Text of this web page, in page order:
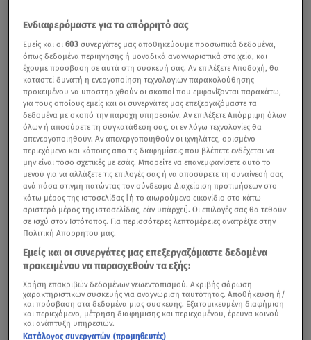
Ενδιαφερόμαστε για το απόρρητό σας
Εμείς και οι603 συνεργάτες μας αποθηκεύουμε προσωπικά δεδομένα,
όπως δεδομένα περιήγησης ή μοναδικά αναγνωριστικά στοιχεία, και
έχουμε πρόσβαση σε αυτά στη συσκευή σας. Αν επιλέξετε Αποδοχή, θα
καταστεί δυνατή η ενεργοποίηση τεχνολογιών παρακολούθησης
προκειμένου να υποστηριχθούν οι σκοποί που εμφανίζονται παρακάτω,
για τους οποίους εμείς και οι συνεργάτες μας επεξεργαζόμαστε τα
δεδομένα με σκοπό την παροχή υπηρεσιών. Αν επιλέξετε Απόρριψη όλων
όλων ή αποσύρετε τη συγκατάθεσή σας, οι εν λόγω τεχνολογίες θα
απενεργοποιηθούν. Αν απενεργοποιηθούν οι ιχνηλάτες, ορισμένο
περιεχόμενο και κάποιες από τις διαφημίσεις που βλέπετε ενδέχεται να
μην είναι τόσο σχετικές με εσάς. Μπορείτε να επανεμφανίσετε αυτό το
μενού για να αλλάξετε τις επιλογές σας ή να αποσύρετε τη συναίνεσή σας
ανά πάσα στιγμή πατώντας τον σύνδεσμο Διαχείριση προτιμήσεων στο
κάτω μέρος της ιστοσελίδας [ή το αιωρούμενο εικονίδιο στο κάτω
αριστερό μέρος της ιστοσελίδας, εάν υπάρχει]. Οι επιλογές σας θα τεθούν
σε ισχύ στον Ιστότοπος. Για περισσότερες λεπτομέρειες ανατρέξτε στην
Πολιτική Απορρήτου μας.
Εμείς και οι συνεργάτες μας επεξεργαζόμαστε δεδομένα
προκειμένου να παρασχεθούν τα εξής:
Χρήση επακριβών δεδομένων γεωεντοπισμού. Ακριβής σάρωση
χαρακτηριστικών συσκευής για αναγνώριση ταυτότητας. Αποθήκευση ή/
και πρόσβαση στα δεδομένα μιας συσκευής. Εξατομικευμένη διαφήμιση
και περιεχόμενο, μέτρηση διαφήμισης και περιεχομένου, έρευνα κοινού
και ανάπτυξη υπηρεσιών.
Κατάλογος συνεργατών (προμηθευτές)